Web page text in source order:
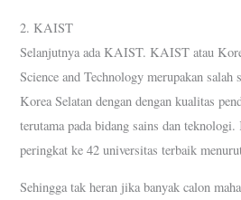
2. KAIST
Selanjutnya ada KAIST. KAIST atau
Science and Technology merupakan salah
Korea Selatan dengan dengan kualitas
terutama pada bidang sains dan
peringkat ke 42 universitas terbaik
Sehingga tak heran jika banyak calon